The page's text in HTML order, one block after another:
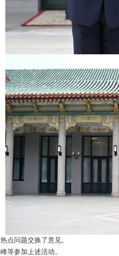
点问题交换了意见。
等参加上述活动。